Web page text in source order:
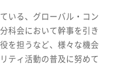
いる、グローバル・コン
科会において幹事を引き
を担うなど、様々な機会
ティ活動の普及に努めて